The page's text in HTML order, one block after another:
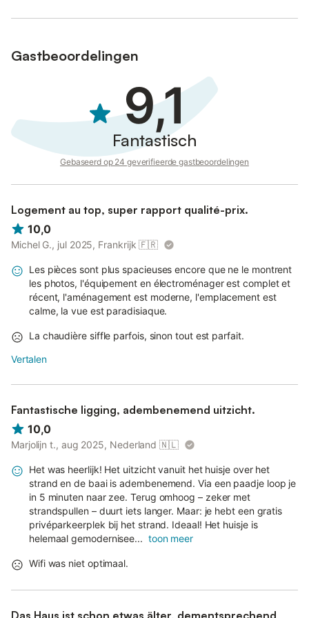
Gastbeoordelingen
9,1
Fantastisch
Gebaseerd op 24 geverifieerde gastbeoordelingen
Logement au top, super rapport qualité-prix.
10,0
Michel G., jul 2025, Frankrijk 🇫🇷
Les pièces sont plus spacieuses encore que ne le montrent
les photos, l'équipement en électroménager est complet et
récent, l'aménagement est moderne, l'emplacement est
calme, la vue est paradisiaque.
La chaudière siffle parfois, sinon tout est parfait.
Vertalen
Fantastische ligging, adembenemend uitzicht.
10,0
Marjolijn t., aug 2025, Nederland 🇳🇱
Het was heerlijk! Het uitzicht vanuit het huisje over het
strand en de baai is adembenemend. Via een paadje loop je
in 5 minuten naar zee. Terug omhoog – zeker met
strandspullen – duurt iets langer. Maar: je hebt een gratis
privéparkeerplek bij het strand. Ideaal! Het huisje is
helemaal gemodernisee... toon meer
Wifi was niet optimaal.